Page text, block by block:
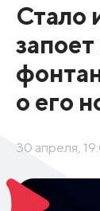
Стало
о его
30 апреля,